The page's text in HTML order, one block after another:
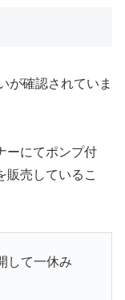
が確認されていま
ーにてポンプ付
販売しているこ
して一休み